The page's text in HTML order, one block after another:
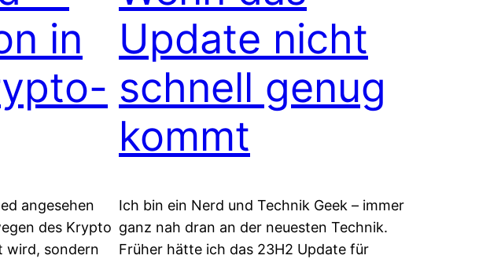
in
angesehen
des Krypto
wird, sondern
Update nicht
schnell genug
kommt
Ich bin ein Nerd und Technik Geek – immer
ganz nah dran an der neuesten Technik.
Früher hätte ich das 23H2 Update für